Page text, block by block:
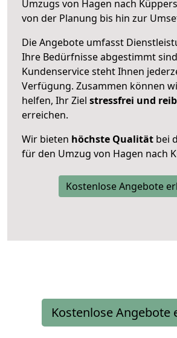
Umzugs von Hagen nach
von der Planung bis hin zur
Die Angebote umfasst
Ihre Bedürfnisse abgestimmt
Kundenservice steht Ihnen
Verfügung. Zusammen können
helfen, Ihr Ziel stressfrei und
erreichen.
Wir bieten höchste Qualität bei
für den Umzug von Hagen nach
Kostenlose Angebote
Kostenlose Angebote